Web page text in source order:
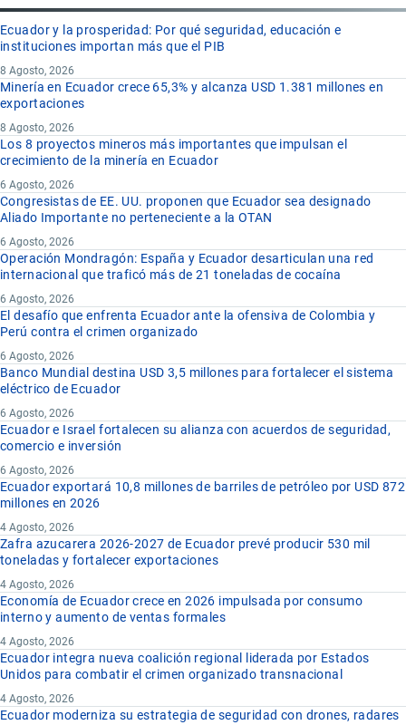
Ecuador y la prosperidad: Por qué seguridad, educación e
instituciones importan más que el PIB
8 Agosto, 2026
Minería en Ecuador crece 65,3% y alcanza USD 1.381 millones en
exportaciones
8 Agosto, 2026
Los 8 proyectos mineros más importantes que impulsan el
crecimiento de la minería en Ecuador
6 Agosto, 2026
Congresistas de EE. UU. proponen que Ecuador sea designado
Aliado Importante no perteneciente a la OTAN
6 Agosto, 2026
Operación Mondragón: España y Ecuador desarticulan una red
internacional que traficó más de 21 toneladas de cocaína
6 Agosto, 2026
El desafío que enfrenta Ecuador ante la ofensiva de Colombia y
Perú contra el crimen organizado
6 Agosto, 2026
Banco Mundial destina USD 3,5 millones para fortalecer el sistema
eléctrico de Ecuador
6 Agosto, 2026
Ecuador e Israel fortalecen su alianza con acuerdos de seguridad,
comercio e inversión
6 Agosto, 2026
Ecuador exportará 10,8 millones de barriles de petróleo por USD 872
millones en 2026
4 Agosto, 2026
Zafra azucarera 2026-2027 de Ecuador prevé producir 530 mil
toneladas y fortalecer exportaciones
4 Agosto, 2026
Economía de Ecuador crece en 2026 impulsada por consumo
interno y aumento de ventas formales
4 Agosto, 2026
Ecuador integra nueva coalición regional liderada por Estados
Unidos para combatir el crimen organizado transnacional
4 Agosto, 2026
Ecuador moderniza su estrategia de seguridad con drones, radares